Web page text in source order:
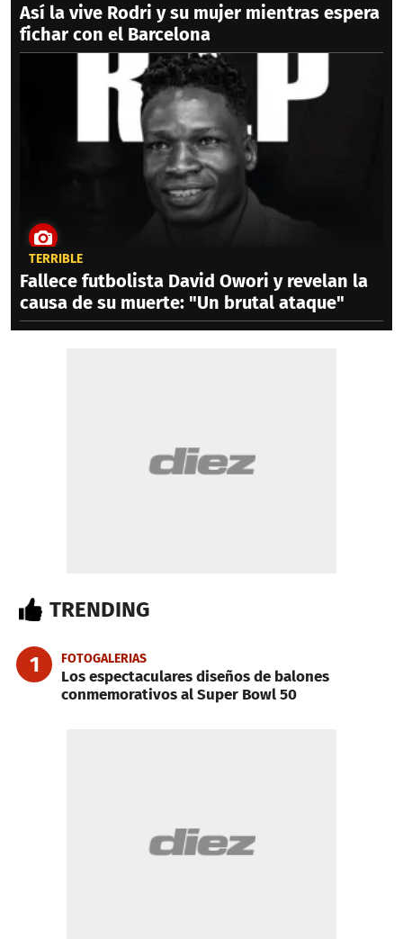
Así la vive Rodri y su mujer mientras espera
fichar con el Barcelona
TERRIBLE
Fallece futbolista David Owori y revelan la
causa de su muerte: "Un brutal ataque"
TRENDING
1 FOTOGALERIAS
Los espectaculares diseños de balones
conmemorativos al Super Bowl 50